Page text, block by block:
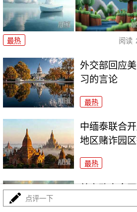
最热 阅读
外交部回应
习的言论
最热
中缅泰联合
地区赌诈园
最热
普京致电金
点评一下